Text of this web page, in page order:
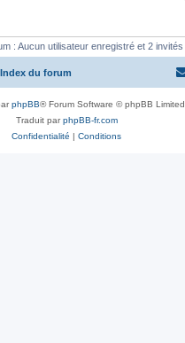
: Aucun utilisateur enregistré et 2 invités
Index du forum
phpBB® Forum Software © phpBB Limited
Traduit parphpBB-fr.com
Confidentialité | Conditions